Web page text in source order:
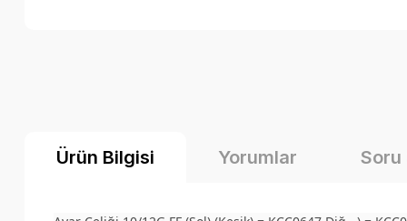
Ürün Bilgisi Yorumlar Soru